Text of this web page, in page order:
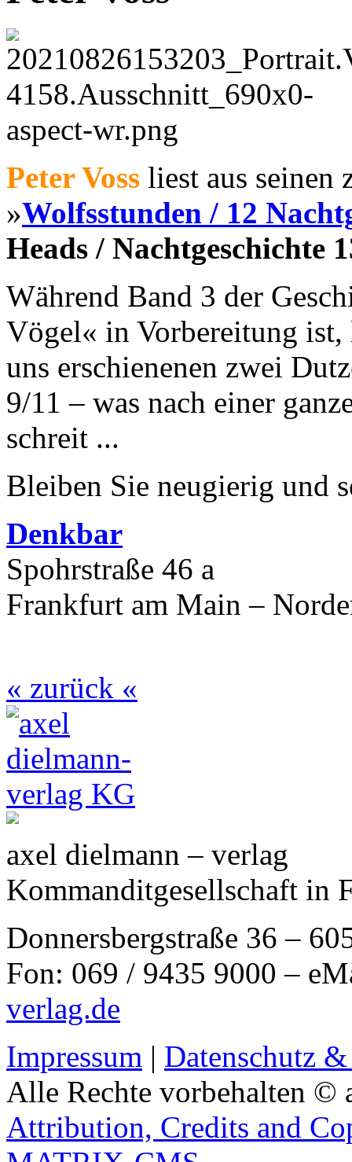
Peter Voss liest aus seinen
»Wolfsstunden / 12
Heads / Nachtgeschichte
Während Band 3 der
Vögel« in Vorbereitung ist,
uns erschienenen zwei
9/11 – was nach einer
schreit ...
Bleiben Sie neugierig und
Denkbar
Spohrstraße 46 a
Frankfurt am Main –
« zurück «
axel dielmann – verlag
Kommanditgesellschaft in
Donnersbergstraße 36 –
Fon: 069 / 9435 9000 –
verlag.de
Impressum | Datenschutz
Alle Rechte vorbehalten ©
Attribution, Credits and